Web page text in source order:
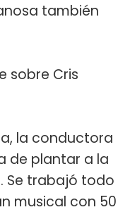
también
sobre Cris
la conductora
de plantar a la
Se trabajó todo
musical con 50